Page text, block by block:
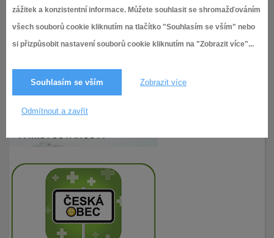
zážitek a konzistentní informace. Můžete souhlasit se shromažďováním
všech souborů cookie kliknutím na tlačítko "Souhlasím se vším" nebo
si přizpůsobit nastavení souborů cookie kliknutím na "Zobrazit více"...
Souhlasím se vším Zobrazit více
Odmítnout a zavřít
111× zobrazeno
17.3.2020